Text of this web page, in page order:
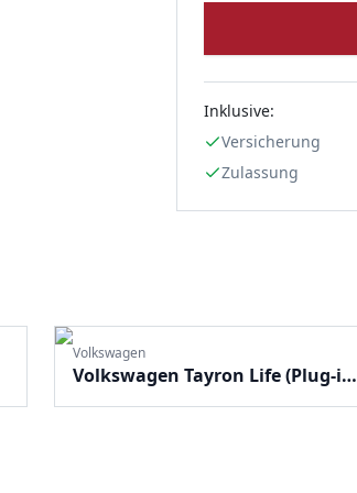
Inklusive:
Versicherung
Zulassung
Volkswagen
Volkswagen Tayron Life (Plug-in-
Hybrid)